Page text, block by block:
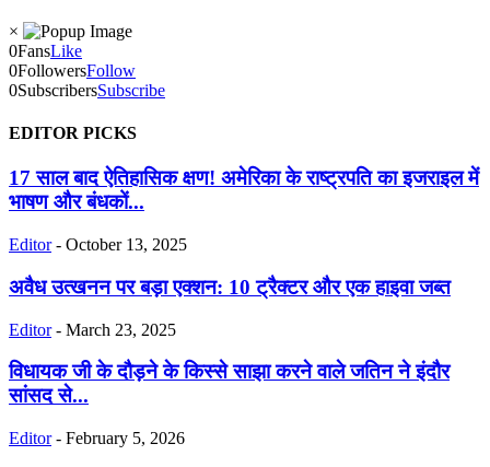
×
0FansLike
0FollowersFollow
0SubscribersSubscribe
EDITOR PICKS
17 साल बाद ऐतिहासिक क्षण! अमेरिका के राष्ट्रपति का इजराइल में
भाषण और बंधकों...
Editor - October 13, 2025
अवैध उत्खनन पर बड़ा एक्शन: 10 ट्रैक्टर और एक हाइवा जब्त
Editor - March 23, 2025
विधायक जी के दौड़ने के किस्से साझा करने वाले जतिन ने इंदौर
सांसद से...
Editor - February 5, 2026